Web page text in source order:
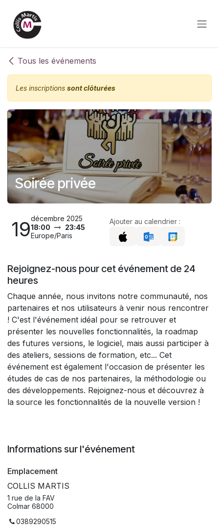
Tous les événements
Les inscriptions sont clôturées
Soirée privée
19décembre 2025
18:00
23:45
Europe/Paris
Ajouter au calendrier :
Rejoignez-nous pour cet événement de 24
heures
Chaque année, nous invitons notre communauté, nos
partenaires et nos utilisateurs à venir nous rencontrer
! C'est l'événement idéal pour se retrouver et
présenter les nouvelles fonctionnalités, la roadmap
des futures versions, le logiciel, mais aussi participer à
des ateliers, sessions de formation, etc... Cet
événement est également l'occasion de présenter les
études de cas de nos partenaires, la méthodologie ou
des développements. Rejoignez-nous et découvrez à
la source les fonctionnalités de la nouvelle version !
Informations sur l'événement
Emplacement
COLLIS MARTIS
1 rue de la FAV
Colmar 68000
0389290515